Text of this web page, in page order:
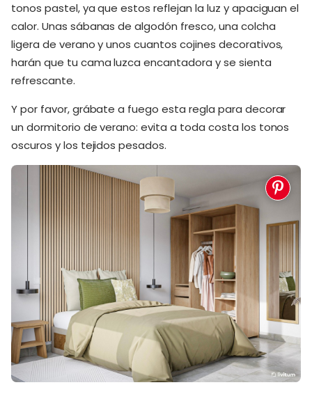
tonos pastel, ya que estos reflejan la luz y apaciguan el
calor. Unas sábanas de algodón fresco, una colcha
ligera de verano y unos cuantos cojines decorativos,
harán que tu cama luzca encantadora y se sienta
refrescante.
Y por favor, grábate a fuego esta regla para decorar
un dormitorio de verano: evita a toda costa los tonos
oscuros y los tejidos pesados.